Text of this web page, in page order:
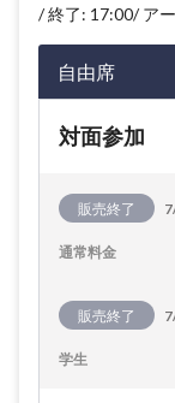
終了: 17:00 ア
自由席
対面参加
販売終了
通常料金
販売終了
学生